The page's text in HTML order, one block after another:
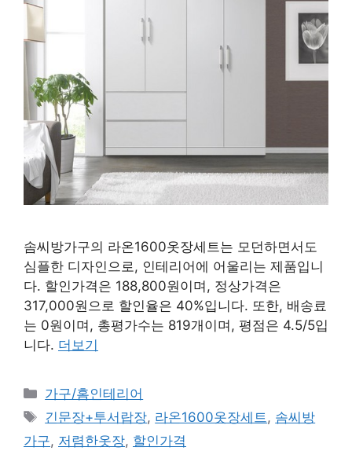
솜씨방가구의 라온1600옷장세트는 모던하면서도
심플한 디자인으로, 인테리어에 어울리는 제품입니
다. 할인가격은 188,800원이며, 정상가격은
317,000원으로 할인율은 40%입니다. 또한, 배송료
는 0원이며, 총평가수는 819개이며, 평점은 4.5/5입
니다. 더보기
카
테
리
가구/홈인테리어
태
그
긴문장+투서랍장, 라온1600옷장세트 , 솜씨방
가구, 저렴한옷장, 할인가격